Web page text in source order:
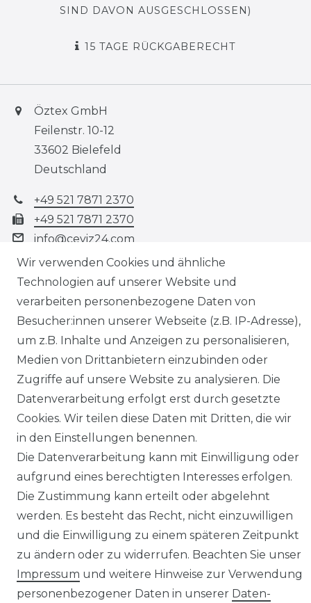
SIND DAVON AUSGESCHLOSSEN)
15 TAGE RÜCKGABERECHT
Öztex GmbH
Feilenstr. 10-12
33602 Bielefeld
Deutschland
+49 521 7871 2370
+49 521 7871 2370
info@ceyiz24.com
Montag - Freitag, 10:00 - 19:00
SERVICE
KONTAKT
ZAHLUNG & VERSAND
AGB
Facebook
Instagram
Sicher Bezahlen
Wir verwenden Cookies und ähnliche
Technologien auf unserer Website und
verarbeiten personenbezogene Daten von
Besucher:innen unserer Webseite (z.B. IP-Adresse),
um z.B. Inhalte und Anzeigen zu personalisieren,
Medien von Drittanbietern einzubinden oder
Zugriffe auf unsere Website zu analysieren. Die
Datenverarbeitung erfolgt erst durch gesetzte
Cookies. Wir teilen diese Daten mit Dritten, die wir
in den Einstellungen benennen.
Die Datenverarbeitung kann mit Einwilligung oder
aufgrund eines berechtigten Interesses erfolgen.
Die Zustimmung kann erteilt oder abgelehnt
werden. Es besteht das Recht, nicht einzuwilligen
und die Einwilligung zu einem späteren Zeitpunkt
zu ändern oder zu widerrufen. Beachten Sie unser
Impressum und weitere Hinweise zur Verwendung
personenbezogener Daten in unserer Daten­